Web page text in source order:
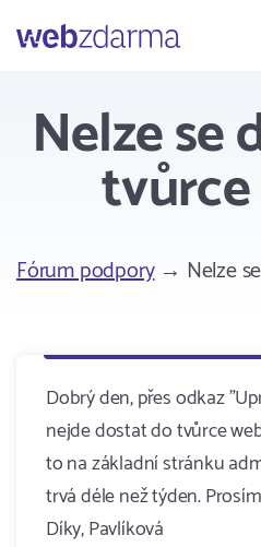
Webzdarma
Nelze se
Fórum podpory→ Nelze
Dobrý den, přes odkaz
nejde dostat do tvůrce
to na základní stránku
trvá déle než týden.
Díky, Pavlíková